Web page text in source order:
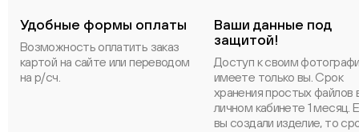
Удобные формы оплаты
Возможность оплатить заказ
картой на сайте или переводом
на р/сч.
Ваши данные под
защитой!
Доступ к своим
имеете только вы. Срок
хранения простых файлов
личном кабинете 1 месяц.
вы создали изделие, то